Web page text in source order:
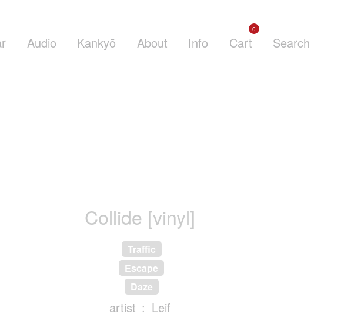
Audio Kankyō About Info Cart
0
Search
Collide [vinyl]
Traffic
Escape
Daze
artist
Leif